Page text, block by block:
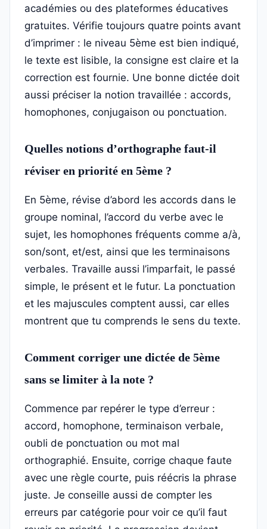
académies ou des plateformes éducatives
gratuites. Vérifie toujours quatre points avant
d’imprimer : le niveau 5ème est bien indiqué,
le texte est lisible, la consigne est claire et la
correction est fournie. Une bonne dictée doit
aussi préciser la notion travaillée : accords,
homophones, conjugaison ou ponctuation.
Quelles notions d’orthographe faut-il
réviser en priorité en 5ème ?
En 5ème, révise d’abord les accords dans le
groupe nominal, l’accord du verbe avec le
sujet, les homophones fréquents comme a/à,
son/sont, et/est, ainsi que les terminaisons
verbales. Travaille aussi l’imparfait, le passé
simple, le présent et le futur. La ponctuation
et les majuscules comptent aussi, car elles
montrent que tu comprends le sens du texte.
Comment corriger une dictée de 5ème
sans se limiter à la note ?
Commence par repérer le type d’erreur :
accord, homophone, terminaison verbale,
oubli de ponctuation ou mot mal
orthographié. Ensuite, corrige chaque faute
avec une règle courte, puis réécris la phrase
juste. Je conseille aussi de compter les
erreurs par catégorie pour voir ce qu’il faut